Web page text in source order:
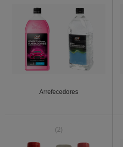
Arrefecedores
(2)